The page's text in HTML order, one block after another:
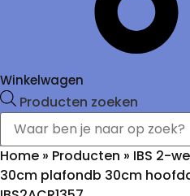
Winkelwagen
Producten zoeken
Home » Producten » IBS 2-
30cm plafondb 30cm